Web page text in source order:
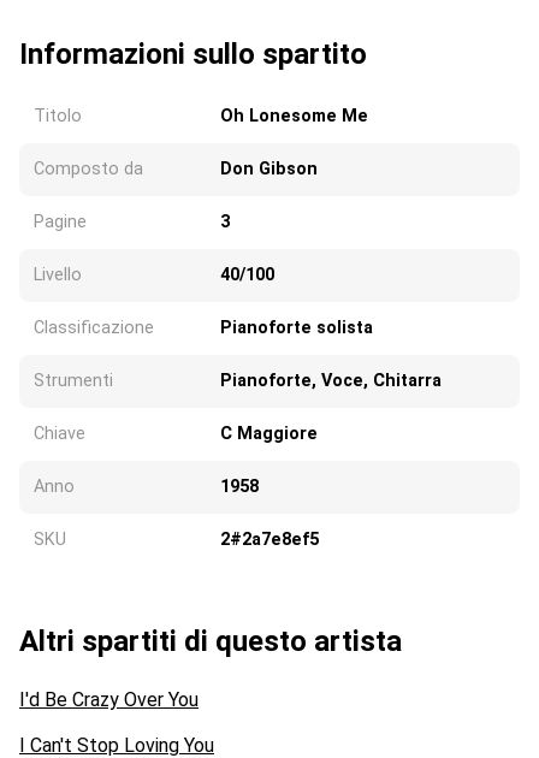
Informazioni sullo spartito
Titolo Oh Lonesome Me
Composto da Don Gibson
Pagine 3
Livello 40/100
Classificazione Pianoforte solista
Strumenti Pianoforte, Voce, Chitarra
Chiave C Maggiore
Anno 1958
SKU 2#2a7e8ef5
Altri spartiti di questo artista
I'd Be Crazy Over You
I Can't Stop Loving You